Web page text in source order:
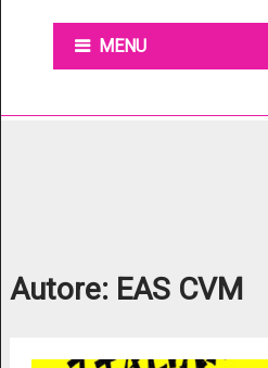
MENU
Autore: EAS CVM